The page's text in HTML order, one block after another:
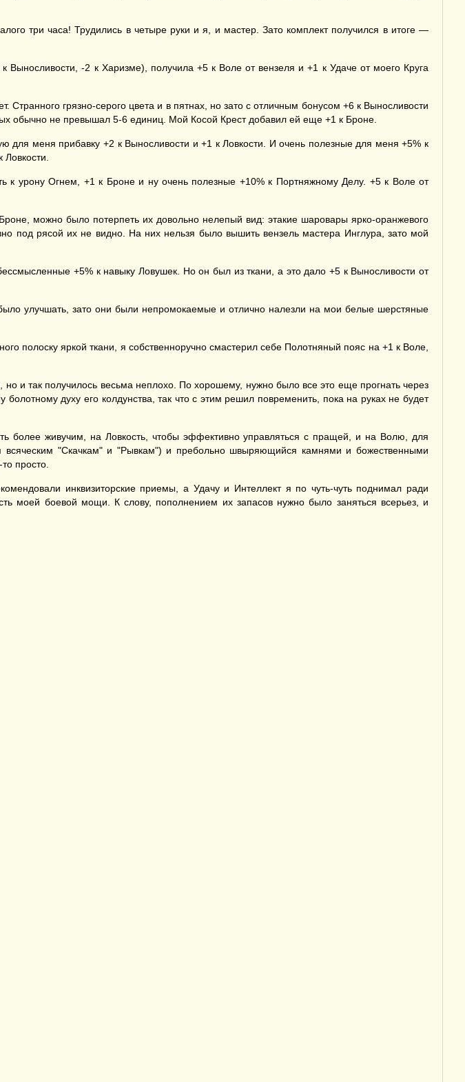
три часа! Трудились в четыре руки и я, и мастер. Зато комплект получился в итоге —
-2 к Харизме), получила +5 к Воле от вензеля и +1 к Удаче от моего Круга
грязно-серого цвета и в пятнах, но зато с отличным бонусом +6 к Выносливости
обычно не превышал 5-6 единиц. Мой Косой Крест добавил ей еще +1 к Броне.
для меня прибавку +2 к Выносливости и +1 к Ловкости. И очень полезные для меня +5% к
к урону Огнем, +1 к Броне и ну очень полезные +10% к Портняжному Делу. +5 к Воле от
можно было потерпеть их довольно нелепый вид: этакие шаровары ярко-оранжевого
под рясой их не видно. На них нельзя было вышить вензель мастера Инглура, зато мой
+5% к навыку Ловушек. Но он был из ткани, а это дало +5 к Выносливости от
улучшать, зато они были непромокаемые и отлично налезли на мои белые шерстяные
полоску яркой ткани, я собственноручно смастерил себе Полотняный пояс на +1 к Воле,
и так получилось весьма неплохо. По хорошему, нужно было все это еще прогнать через
духу его колдунства, так что с этим решил повременить, пока на руках не будет
более живучим, на Ловкость, чтобы эффективно управляться с пращей, и на Волю, для
всяческим "Скачкам" и "Рывкам") и пребольно швыряющийся камнями и божественными
просто.
инквизиторские приемы, а Удачу и Интеллект я по чуть-чуть поднимал ради
моей боевой мощи. К слову, пополнением их запасов нужно было заняться всерьез, и